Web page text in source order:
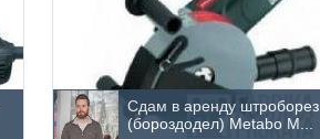
Сдам в аренду штроборез
(бороздодел) Metabo M...